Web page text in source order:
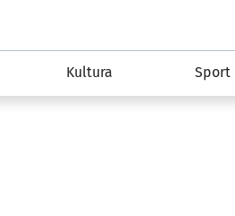
informacyjny wroclaw.pl
Kultura Sport